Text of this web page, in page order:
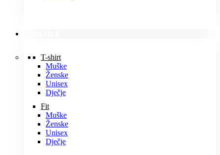
T-shirt
Muške
Ženske
Unisex
Dječje
Fit
Muške
Ženske
Unisex
Dječje